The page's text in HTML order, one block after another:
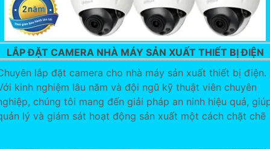
LẮP ĐẶT CAMERA NHÀ MÁY SẢN XUẤT THIẾT BỊ ĐIỆN
lắp đặt camera cho nhà máy sản xuất thiết bị điện.
kinh nghiệm lâu năm và đội ngũ kỹ thuật viên chuyên
chúng tôi mang đến giải pháp an ninh hiệu quả,
lý và giám sát hoạt động sản xuất một cách chặt chẽ